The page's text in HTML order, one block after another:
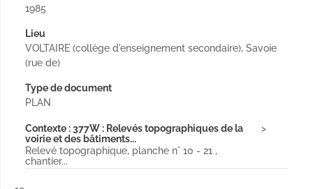
1985
Lieu
VOLTAIRE (collège d'enseignement secondaire), Savoie
(rue de)
Type de document
PLAN
Contexte : 377W : Relevés topographiques de la
voirie et des bâtiments...
Relevé topographique, planche n° 10 - 21 ,
chantier...